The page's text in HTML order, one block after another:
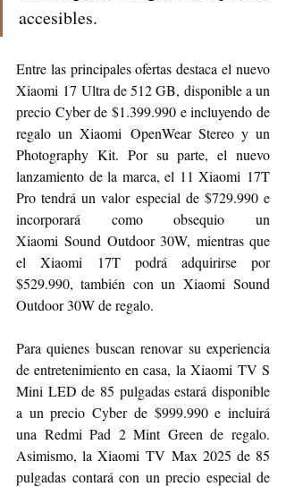
accesibles.
Entre las principales ofertas destaca el nuevo
Xiaomi 17 Ultra de 512 GB, disponible a un
precio Cyber de $1.399.990 e incluyendo de
regalo un Xiaomi OpenWear Stereo y un
Photography Kit. Por su parte, el nuevo
lanzamiento de la marca, el 11 Xiaomi 17T
Pro tendrá un valor especial de $729.990 e
incorporará como obsequio un
Xiaomi Sound Outdoor 30W, mientras que
el Xiaomi 17T podrá adquirirse por
$529.990, también con un Xiaomi Sound
Outdoor 30W de regalo.
Para quienes buscan renovar su experiencia
de entretenimiento en casa, la Xiaomi TV S
Mini LED de 85 pulgadas estará disponible
a un precio Cyber de $999.990 e incluirá
una Redmi Pad 2 Mint Green de regalo.
Asimismo, la Xiaomi TV Max 2025 de 85
pulgadas contará con un precio especial de